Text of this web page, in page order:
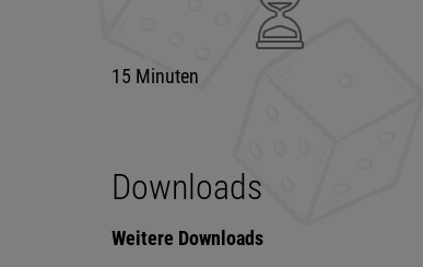
15 Minuten
Downloads
Weitere Downloads